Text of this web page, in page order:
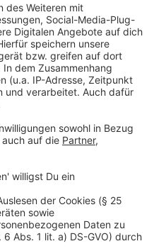
Rumpenhorst
werden Menschen
können
im Netz davon. Die